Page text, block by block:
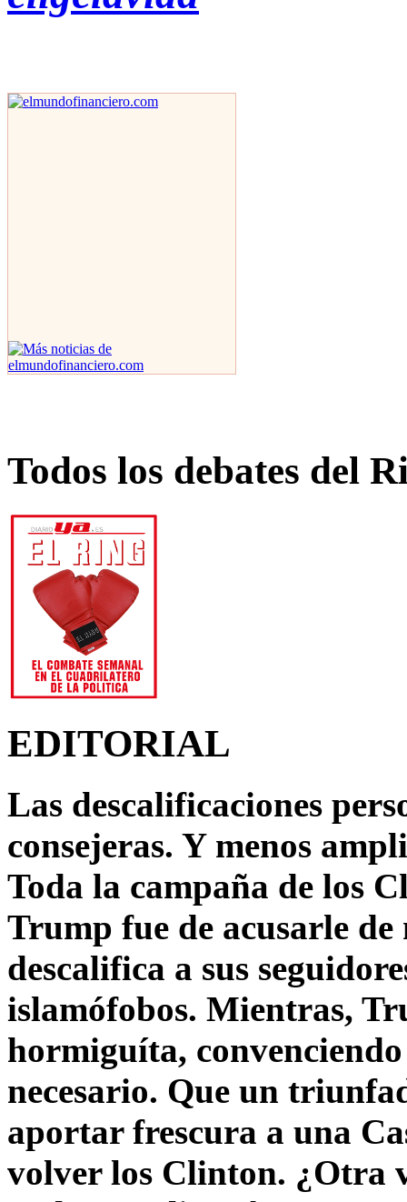
Todos los debates del
EDITORIAL
Las descalificaciones
consejeras. Y menos
Toda la campaña de los
Trump fue de acusarle
descalifica a sus
islamófobos. Mientras,
hormiguíta,
necesario. Que un
aportar frescura a una
volver los Clinton. ¿Otra